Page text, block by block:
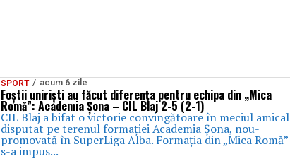
SPORT acum 6 zile
Foștii uniriști au făcut diferența pentru echipa din „Mica
Romă”: Academia Șona – CIL Blaj 2-5 (2-1)
CIL Blaj a bifat o victorie convingătoare în meciul amical
disputat pe terenul formației Academia Șona, nou-
promovată în SuperLiga Alba. Formația din „Mica Romă”
s-a impus...